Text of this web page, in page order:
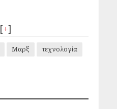
[+]
Μαρξ
τεχνολογία